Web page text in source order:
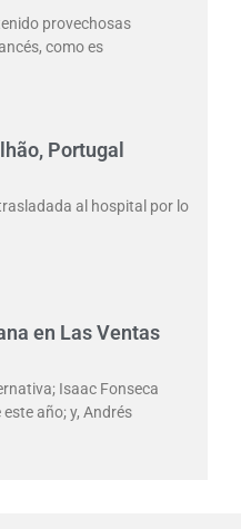
provechosas
como es
Portugal
al hospital por lo
en Las Ventas
Isaac Fonseca
año; y, Andrés